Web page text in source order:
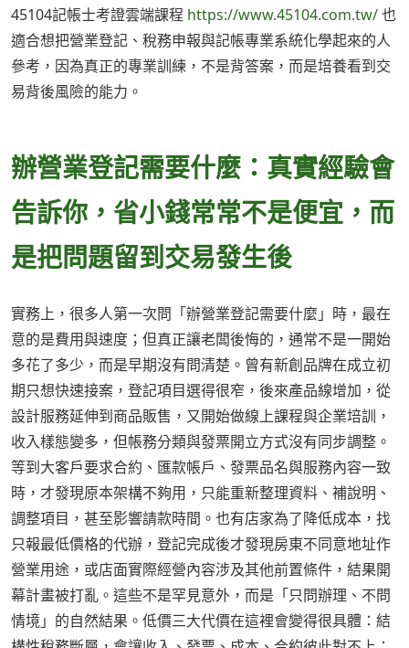
45104記帳士考證雲端課程 https://www.45104.com.tw/也
適合想把營業登記、稅務申報與記帳專業系統化學起來的人
參考，因為真正的專業訓練，不是背答案，而是培養看到交
易背後風險的能力。
辦營業登記需要什麼：真實經驗會
告訴你，省小錢常常不是便宜，而
是把問題留到交易發生後
實務上，很多人第一次問「辦營業登記需要什麼」時，最在
意的是費用與速度；但真正讓老闆後悔的，通常不是一開始
多花了多少，而是早期沒有問清楚。曾有新創品牌在成立初
期只想快速接案，登記項目選得很窄，後來產品線增加，從
設計服務延伸到商品販售，又開始做線上課程與企業培訓，
收入樣態變多，但帳務分類與發票開立方式沒有同步調整。
等到大客戶要求合約、匯款帳戶、發票品名與服務內容一致
時，才發現原本架構不夠用，只能重新整理資料、補說明、
調整項目，甚至影響請款時間。也有店家為了降低成本，找
只報最低價格的代辦，登記完成後才發現房東不同意地址作
營業用途，或店面實際經營內容涉及其他前置條件，結果開
幕計畫被打亂。這些不是罕見意外，而是「只問辦理、不問
情境」的自然結果。低價三大代價在這裡會變得很具體：結